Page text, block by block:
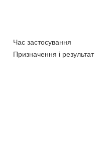
Час застосування
Призначення і результат